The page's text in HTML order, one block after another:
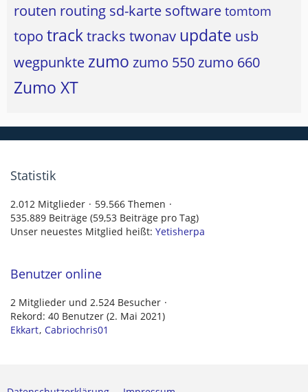
routen routing sd-karte software tomtom
topo tracktracks twonav update usb
wegpunkte zumo zumo 550zumo 660
Zumo XT
Statistik
2.012 Mitglieder
59.566 Themen
535.889 Beiträge (59,53 Beiträge pro Tag)
Unser neuestes Mitglied heißt: Yetisherpa
Benutzer online
2 Mitglieder und 2.524 Besucher
Rekord: 40 Benutzer (2. Mai 2021)
Ekkart Cabriochris01